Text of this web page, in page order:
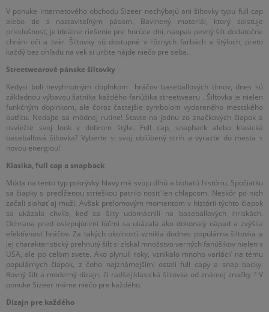
V ponuke internetového obchodu Sizeer nechýbajú ani šiltovky typu full cap
alebo tie s nastaviteľným pásom. Bavlnený materiál, ktorý zaisťuje
priedušnosť, je ideálne riešenie pre horúce dni, naopak pevný šilt dodatočne
chráni oči a tvár. Šiltovky sú dostupné v rôznych farbách a štýloch, preto
každý bez ohľadu na vek si určite nájde niečo pre seba.
Streetwearové pánske šiltovky
Kedysi boli nevyhnutným doplnkom hráčov baseballových tímov, dnes sú
základnou výbavou šatníka každého fanúšika streetwearu . Šiltovka je nielen
funkčným doplnkom, ale čoraz častejšie symbolom vydareného mestského
outfitu. Nedajte sa módnej rutine! Stavte na jednu zo značkových čiapok a
osviežte svoj look v dobrom štýle. Full cap, snapback alebo klasická
baseballová šiltovka? Vyberte si svoj obľúbený strih a vyrazte do mesta s
novou energiou!
Klasika, full cap a snapback
Móda na tento typ pokrývky hlavy má svoju dlhú a bohatú históriu. Spočiatku
sa čiapky s predĺženou strieškou patrilo nosiť len chlapcom. Neskôr po nich
začali siahať aj muži. Avšak prelomovým momentom v histórii týchto čiapok
sa ukázala chvíľa, keď sa šilty udomácnili na baseballových ihriskách.
Ochrana pred oslepujúcimi lúčmi sa ukázala ako dokonalý nápad a zvýšila
efektívnosť hráčov. Za takých okolností vznikla dodnes populárna šiltovka a
jej charakteristický prehnutý šilt si získal množstvo verných fanúšikov nielen v
USA, ale po celom svete. Ako plynuli roky, vznikalo mnoho variácií na tému
populárnych čiapok, z čoho najznámejšími ostali full capy a snap backy.
Rovný šilt a moderný dizajn, či radšej klasická šiltovka od známej značky ? V
ponuke Sizeer máme niečo pre každého.
Dizajn pre každého